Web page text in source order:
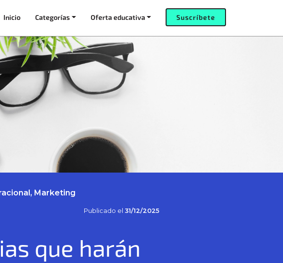
Inicio Categorías Oferta educativa Suscríbete
Marketing
Publicado el 31/12/2025
que harán